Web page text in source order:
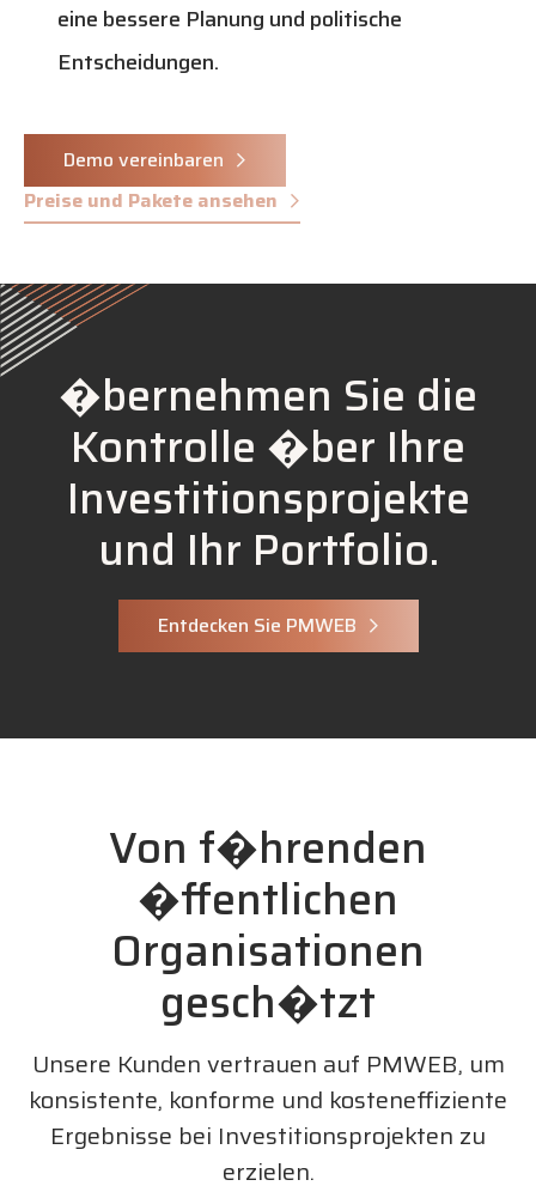
eine bessere Planung und politische
Entscheidungen.
Demo vereinbaren
Preise und Pakete ansehen
�bernehmen Sie die
Kontrolle �ber Ihre
Investitionsprojekte
und Ihr Portfolio.
Entdecken Sie PMWEB
Von f�hrenden
�ffentlichen
Organisationen
gesch�tzt
Unsere Kunden vertrauen auf PMWEB, um
konsistente, konforme und kosteneffiziente
Ergebnisse bei Investitionsprojekten zu
erzielen.